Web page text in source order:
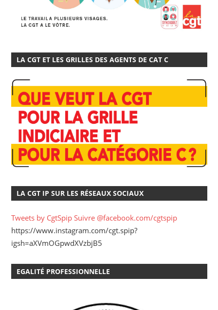
LA CGT ET LES GRILLES DES AGENTS DE CAT C
LA CGT IP SUR LES RÉSEAUX SOCIAUX
Tweets by CgtSpip Suivre @facebook.com/cgtspip
https://www.instagram.com/cgt.spip?
igsh=aXVmOGpwdXVzbjB5
EGALITÉ PROFESSIONNELLE